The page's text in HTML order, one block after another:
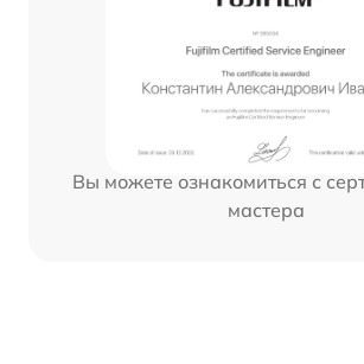
Вы можете ознакомиться с
мастера